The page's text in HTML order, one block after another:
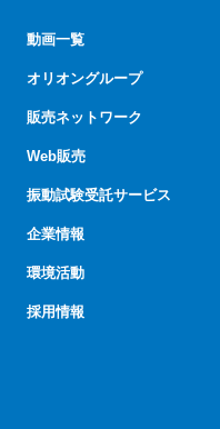
動画一覧
オリオングループ
販売ネットワーク
Web販売
振動試験受託サービス
企業情報
環境活動
採用情報